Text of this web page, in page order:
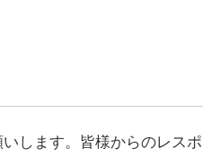
します。皆様からのレスポ